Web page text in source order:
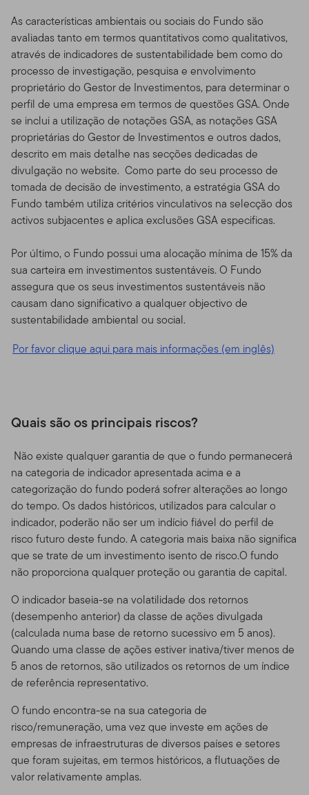
As características ambientais ou sociais do Fundo são
avaliadas tanto em termos quantitativos como qualitativos,
através de indicadores de sustentabilidade bem como do
processo de investigação, pesquisa e envolvimento
proprietário do Gestor de Investimentos, para determinar o
perfil de uma empresa em termos de questões GSA. Onde
se inclui a utilização de notações GSA, as notações GSA
proprietárias do Gestor de Investimentos e outros dados,
descrito em mais detalhe nas secções dedicadas de
divulgação no website. Como parte do seu processo de
tomada de decisão de investimento, a estratégia GSA do
Fundo também utiliza critérios vinculativos na selecção dos
activos subjacentes e aplica exclusões GSA especificas.
Por último, o Fundo possui uma alocação mínima de 15% da
sua carteira em investimentos sustentáveis. O Fundo
assegura que os seus investimentos sustentáveis não
causam dano significativo a qualquer objectivo de
sustentabilidade ambiental ou social.
Por favor clique aqui para mais informações (em inglês)
Quais são os principais riscos?
Não existe qualquer garantia de que o fundo permanecerá
na categoria de indicador apresentada acima e a
categorização do fundo poderá sofrer alterações ao longo
do tempo. Os dados históricos, utilizados para calcular o
indicador, poderão não ser um indício fiável do perfil de
risco futuro deste fundo. A categoria mais baixa não significa
que se trate de um investimento isento de risco.O fundo
não proporciona qualquer proteção ou garantia de capital.
O indicador baseia-se na volatilidade dos retornos
(desempenho anterior) da classe de ações divulgada
(calculada numa base de retorno sucessivo em 5 anos).
Quando uma classe de ações estiver inativa/tiver menos de
5 anos de retornos, são utilizados os retornos de um índice
de referência representativo.
O fundo encontra-se na sua categoria de
risco/remuneração, uma vez que investe em ações de
empresas de infraestruturas de diversos países e setores
que foram sujeitas, em termos históricos, a flutuações de
valor relativamente amplas.